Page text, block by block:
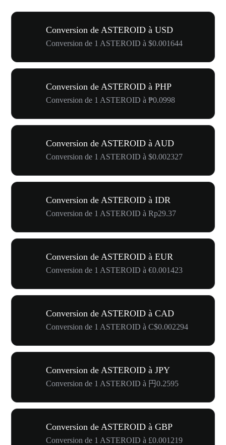
Conversion de ASTEROID à USD
Conversion de 1 ASTEROID à $0.001644
Conversion de ASTEROID à PHP
Conversion de 1 ASTEROID à ₱0.0998
Conversion de ASTEROID à AUD
Conversion de 1 ASTEROID à $0.002327
Conversion de ASTEROID à IDR
Conversion de 1 ASTEROID à Rp29.37
Conversion de ASTEROID à EUR
Conversion de 1 ASTEROID à €0.001423
Conversion de ASTEROID à CAD
Conversion de 1 ASTEROID à C$0.002294
Conversion de ASTEROID à JPY
Conversion de 1 ASTEROID à 円0.2595
Conversion de ASTEROID à GBP
Conversion de 1 ASTEROID à £0.001219